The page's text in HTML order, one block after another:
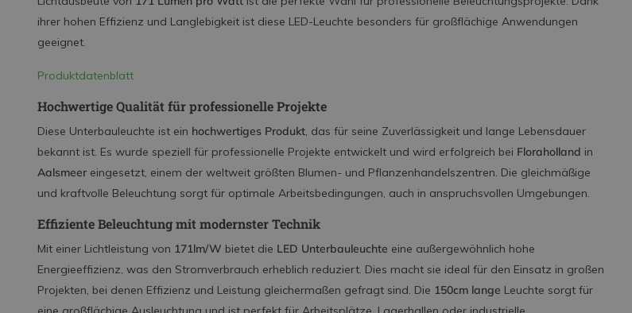
ihrer hohen Effizienz und Langlebigkeit ist diese LED-Leuchte besonders für großflächige Anwendungen
geeignet.
Produktdatenblatt
Hochwertige Qualität für professionelle Projekte
Diese Unterbauleuchte ist ein hochwertiges Produkt, das für seine Zuverlässigkeit und lange Lebensdauer
bekannt ist. Es wurde speziell für professionelle Projekte entwickelt und wird erfolgreich bei Floraholland in
Aalsmeer eingesetzt, einem der weltweit größten Blumen- und Pflanzenhandelszentren. Die gleichmäßige
und kraftvolle Beleuchtung sorgt für optimale Arbeitsbedingungen, auch in anspruchsvollen Umgebungen.
Effiziente Beleuchtung mit modernster Technik
Mit einer Lichtleistung von 171lm/W bietet die LED Unterbauleuchte eine außergewöhnlich hohe
Energieeffizienz, was den Stromverbrauch erheblich reduziert. Dies macht sie ideal für den Einsatz in großen
Projekten, bei denen Effizienz und Leistung gleichermaßen gefragt sind. Die 150cm lange Leuchte sorgt für